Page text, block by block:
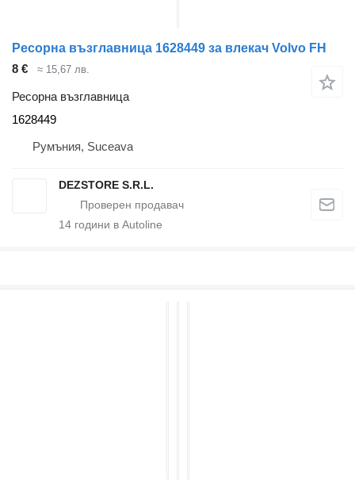
Ресорна възглавница 1628449 за влекач Volvo FH
8 €
≈ 15,67 лв.
Ресорна възглавница
1628449
Румъния, Suceava
DEZSTORE S.R.L.
14 години в Autoline